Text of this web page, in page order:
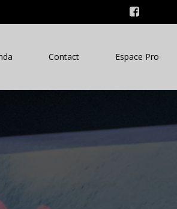
Contact Espace Pro